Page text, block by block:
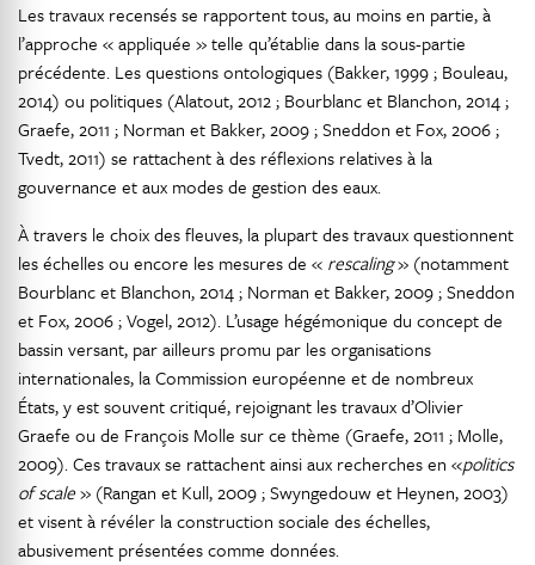
Les travaux recensés se rapportent tous, au moins en partie, à
l’approche « appliquée » telle qu’établie dans la sous-partie
précédente. Les questions ontologiques (Bakker, 1999 ; Bouleau,
2014) ou politiques (Alatout, 2012 ; Bourblanc et Blanchon, 2014 ;
Graefe, 2011 ; Norman et Bakker, 2009 ; Sneddon et Fox, 2006 ;
Tvedt, 2011) se rattachent à des réflexions relatives à la
gouvernance et aux modes de gestion des eaux.
À travers le choix des fleuves, la plupart des travaux questionnent
les échelles ou encore les mesures de « rescaling» (notamment
Bourblanc et Blanchon, 2014 ; Norman et Bakker, 2009 ; Sneddon
et Fox, 2006 ; Vogel, 2012). L’usage hégémonique du concept de
bassin versant, par ailleurs promu par les organisations
internationales, la Commission européenne et de nombreux
États, y est souvent critiqué, rejoignant les travaux d’Olivier
Graefe ou de François Molle sur ce thème (Graefe, 2011 ; Molle,
2009). Ces travaux se rattachent ainsi aux recherches en «politics
of scale» (Rangan et Kull, 2009 ; Swyngedouw et Heynen, 2003)
et visent à révéler la construction sociale des échelles,
abusivement présentées comme données.